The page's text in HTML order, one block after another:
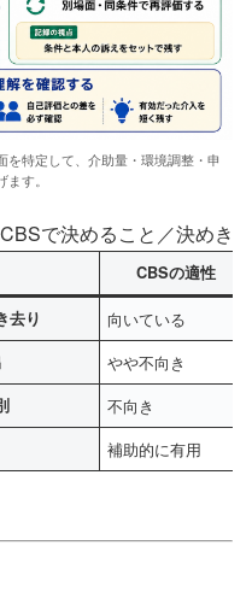
特定して、介助量・環境調整・申
す。
CBSで決めること／決めき
CBSの適性
去り 向いている
やや不向き
不向き
補助的に有用